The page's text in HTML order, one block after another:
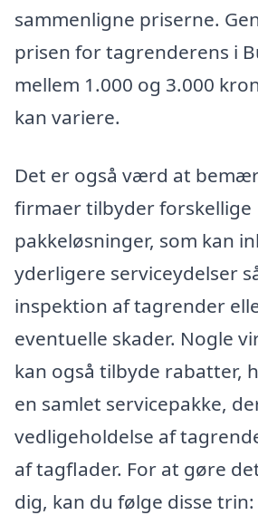
sammenligne priserne.
prisen for tagrenderens i
mellem 1.000 og 3.000
kan variere.
Det er også værd at
firmaer tilbyder forskellige
pakkeløsninger, som kan
yderligere serviceydelser
inspektion af tagrender
eventuelle skader. Nogle
kan også tilbyde rabatter,
en samlet servicepakke,
vedligeholdelse af
af tagflader. For at gøre
dig, kan du følge disse trin: